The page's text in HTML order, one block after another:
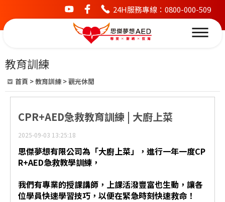
youtubefacebook24H服務專線：0800-000-509
教育訓練
首頁 >教育訓練 >觀光休閒
CPR+AED急救教育訓練 | 大廚上菜
2025-09-03 13:25:18
思傑夢想有限公司為「大廚上菜」，進行一年一度CP
R+AED急救教學訓練，
我們有專業的授課講師，上課活潑豐富也生動，讓各
位學員快速學習技巧，以便在緊急時刻快速救命！